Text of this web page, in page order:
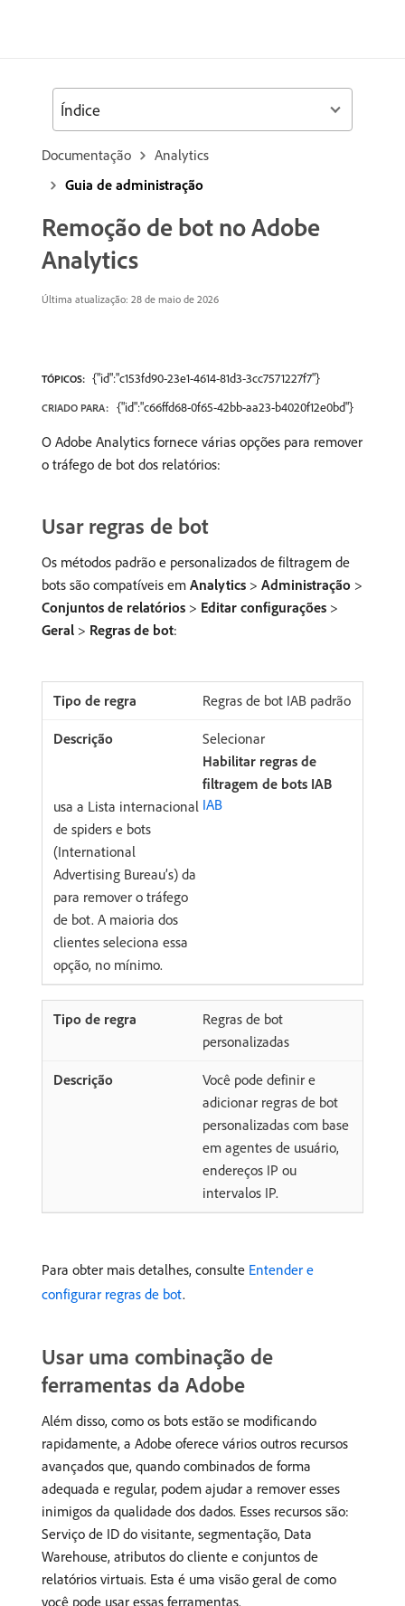
Documentação
Analytics
Guia de administração
Remoção de bot no Adobe
Analytics
Última atualização: 28 de maio de 2026
TÓPICOS: {"id":"c153fd90-23e1-4614-81d3-3cc7571227f7"}
CRIADO PARA: {"id":"c66ffd68-0f65-42bb-aa23-b4020f12e0bd"}
O Adobe Analytics fornece várias opções para remover
o tráfego de bot dos relatórios:
Usar regras de bot
Os métodos padrão e personalizados de filtragem de
bots são compatíveis em Analytics > Administração >
Conjuntos de relatórios > Editar configurações >
Geral > Regras de bot:
Regras de bot IAB padrão
Selecionar
Habilitar regras de
filtragem de bots IAB
usa a Lista internacional
de spiders e bots
(International
Advertising Bureau’s) da
IAB
para remover o tráfego
de bot. A maioria dos
clientes seleciona essa
opção, no mínimo.
Regras de bot
personalizadas
Você pode definir e
adicionar regras de bot
personalizadas com base
em agentes de usuário,
endereços IP ou
intervalos IP.
Para obter mais detalhes, consulte Entender e
configurar regras de bot.
Usar uma combinação de
ferramentas da Adobe
Além disso, como os bots estão se modificando
rapidamente, a Adobe oferece vários outros recursos
avançados que, quando combinados de forma
adequada e regular, podem ajudar a remover esses
inimigos da qualidade dos dados. Esses recursos são:
Serviço de ID do visitante, segmentação, Data
Warehouse, atributos do cliente e conjuntos de
relatórios virtuais. Esta é uma visão geral de como
você pode usar essas ferramentas.
Índice